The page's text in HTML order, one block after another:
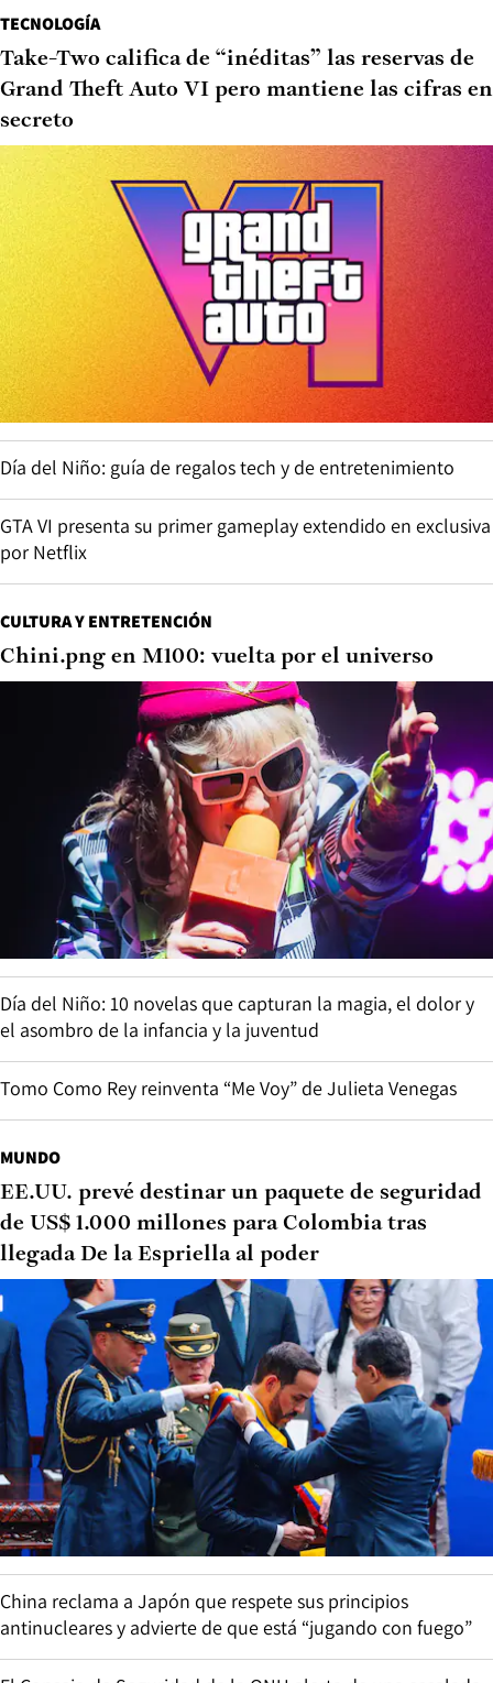
TECNOLOGÍA
Take-Two califica de “inéditas” las reservas de
Grand Theft Auto VI pero mantiene las cifras en
secreto
Día del Niño: guía de regalos tech y de entretenimiento
GTA VI presenta su primer gameplay extendido en exclusiva
por Netflix
CULTURA Y ENTRETENCIÓN
Chini.png en M100: vuelta por el universo
Día del Niño: 10 novelas que capturan la magia, el dolor y
el asombro de la infancia y la juventud
Tomo Como Rey reinventa “Me Voy” de Julieta Venegas
MUNDO
EE.UU. prevé destinar un paquete de seguridad
de US$ 1.000 millones para Colombia tras
llegada De la Espriella al poder
China reclama a Japón que respete sus principios
antinucleares y advierte de que está “jugando con fuego”